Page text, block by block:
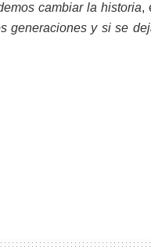
cambiar la historia,
generaciones y si se